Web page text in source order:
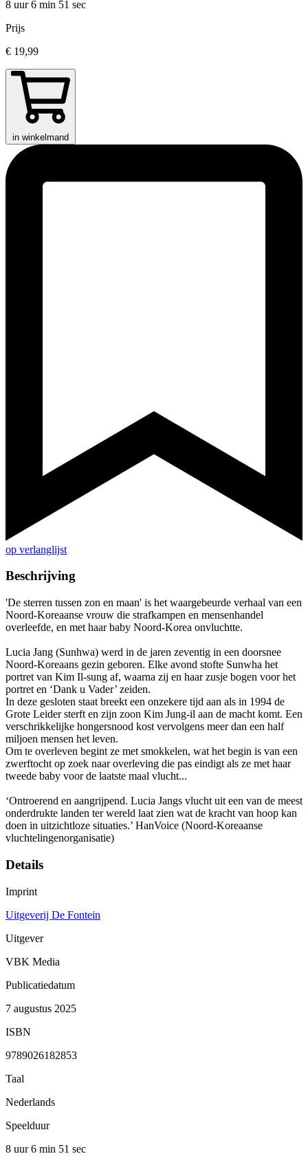
8 uur 6 min 51 sec
Prijs
€ 19,99
in winkelmand
op verlanglijst
Beschrijving
'De sterren tussen zon en maan' is het waargebeurde verhaal van een
Noord-Koreaanse vrouw die strafkampen en mensenhandel
overleefde, en met haar baby Noord-Korea onvluchtte.
Lucia Jang (Sunhwa) werd in de jaren zeventig in een doorsnee
Noord-Koreaans gezin geboren. Elke avond stofte Sunwha het
portret van Kim Il-sung af, waarna zij en haar zusje bogen voor het
portret en ‘Dank u Vader’ zeiden.
In deze gesloten staat breekt een onzekere tijd aan als in 1994 de
Grote Leider sterft en zijn zoon Kim Jung-il aan de macht komt. Een
verschrikkelijke hongersnood kost vervolgens meer dan een half
miljoen mensen het leven.
Om te overleven begint ze met smokkelen, wat het begin is van een
zwerftocht op zoek naar overleving die pas eindigt als ze met haar
tweede baby voor de laatste maal vlucht...
‘Ontroerend en aangrijpend. Lucia Jangs vlucht uit een van de meest
onderdrukte landen ter wereld laat zien wat de kracht van hoop kan
doen in uitzichtloze situaties.’ HanVoice (Noord-Koreaanse
vluchtelingenorganisatie)
Details
Imprint
Uitgeverij De Fontein
Uitgever
VBK Media
Publicatiedatum
7 augustus 2025
ISBN
9789026182853
Taal
Nederlands
Speelduur
8 uur 6 min 51 sec